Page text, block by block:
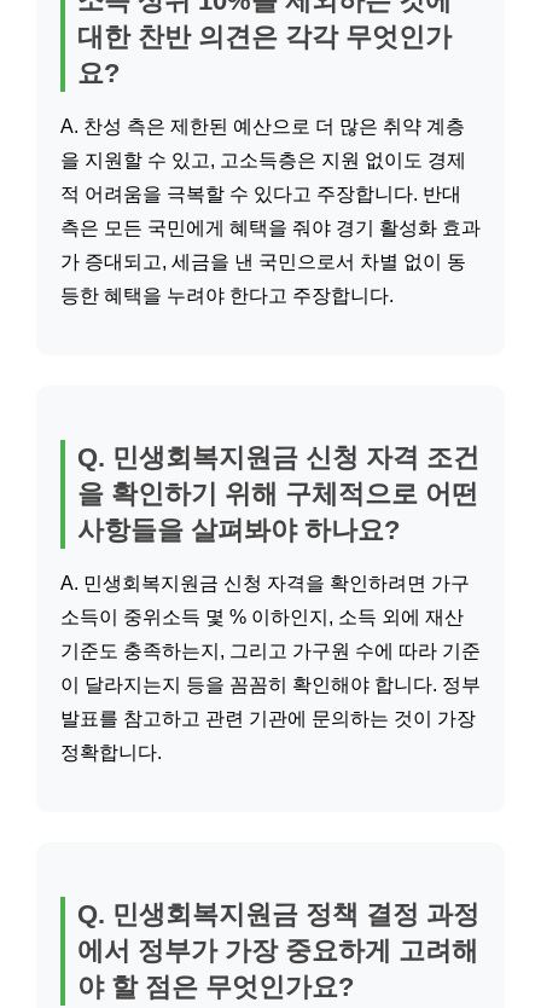
대한 찬반 의견은 각각 무엇인가
요?
A. 찬성 측은 제한된 예산으로 더 많은 취약 계층
을 지원할 수 있고, 고소득층은 지원 없이도 경제
적 어려움을 극복할 수 있다고 주장합니다. 반대
측은 모든 국민에게 혜택을 줘야 경기 활성화 효과
가 증대되고, 세금을 낸 국민으로서 차별 없이 동
등한 혜택을 누려야 한다고 주장합니다.
Q. 민생회복지원금 신청 자격 조건
을 확인하기 위해 구체적으로 어떤
사항들을 살펴봐야 하나요?
A. 민생회복지원금 신청 자격을 확인하려면 가구
소득이 중위소득 몇 % 이하인지, 소득 외에 재산
기준도 충족하는지, 그리고 가구원 수에 따라 기준
이 달라지는지 등을 꼼꼼히 확인해야 합니다. 정부
발표를 참고하고 관련 기관에 문의하는 것이 가장
정확합니다.
Q. 민생회복지원금 정책 결정 과정
에서 정부가 가장 중요하게 고려해
야 할 점은 무엇인가요?